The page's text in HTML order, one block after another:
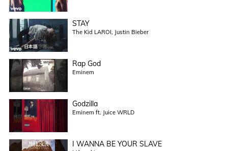
STAY
The Kid LAROI, Justin Bieber
Rap God
Eminem
Godzilla
Eminem ft. Juice WRLD
I WANNA BE YOUR SLAVE